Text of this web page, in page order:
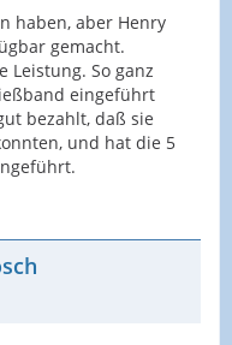
haben, aber Henry
gemacht.
Leistung. So ganz
eingeführt
bezahlt, daß sie
und hat die 5